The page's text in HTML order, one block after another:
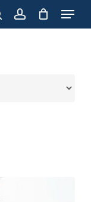
searchaccount
Menu